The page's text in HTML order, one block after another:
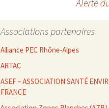
Alerte
Associations partenaires
Alliance PEC Rhône-Alpes
ARTAC
ASEF – ASSOCIATION SANTÉ
FRANCE